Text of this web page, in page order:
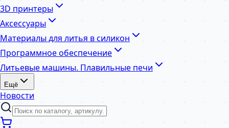
3D принтеры
Аксессуары
Материалы для литья в силикон
Программное обеспечение
Литьевые машины. Плавильные печи
Ещё
Новости